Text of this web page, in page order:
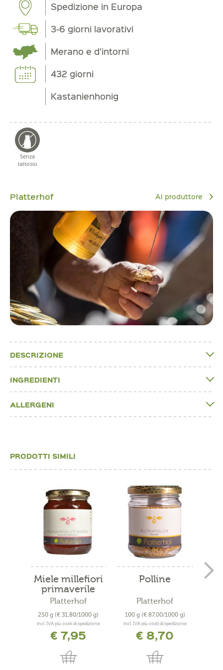
Spedizione in Europa
3-6 giorni lavorativi
Merano e d'intorni
432 giorni
Kastanienhonig
Senza
lattosio
Platterhof Al produttore
DESCRIZIONE
INGREDIENTI
ALLERGENI
PRODOTTI SIMILI
Miele millefiori
primaverile
Platterhof
250 g (€ 31,80/1000 g)
incl. IVA più costi di spedizione
€ 7,95
Polline
Platterhof
100 g (€ 87,00/1000 g)
incl. IVA più costi di spedizione
€ 8,70